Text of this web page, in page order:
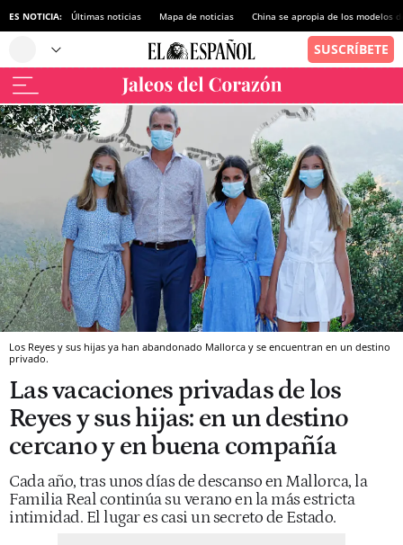
ES NOTICIA: Últimas noticias Mapa de noticias China se apropia de los modelos
Los Reyes y sus hijas ya han abandonado Mallorca y se encuentran en un destino
privado.
Las vacaciones privadas de los
Reyes y sus hijas: en un destino
cercano y en buena compañía
Cada año, tras unos días de descanso en Mallorca, la
Familia Real continúa su verano en la más estricta
intimidad. El lugar es casi un secreto de Estado.